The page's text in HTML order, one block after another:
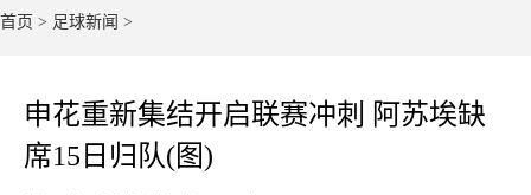
首页 > 足球新闻 >
申花重新集结开启联赛冲刺 阿苏埃缺
席15日归队(图)